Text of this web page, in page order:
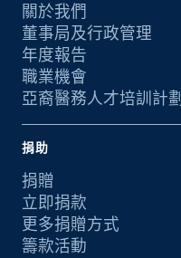
關於我們
董事局及行政管理
年度報告
職業機會
亞裔醫務人才培訓計劃
捐助
捐贈
立即捐款
更多捐贈方式
籌款活動